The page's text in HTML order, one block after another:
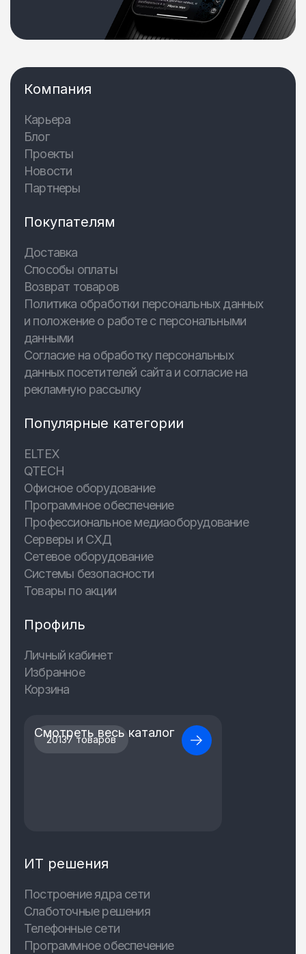
Компания
Карьера
Блог
Проекты
Новости
Партнеры
Покупателям
Доставка
Способы оплаты
Возврат товаров
Политика обработки персональных данных
и положение о работе с персональными
данными
Согласие на обработку персональных
данных посетителей сайта и согласие на
рекламную рассылку
Популярные категории
ELTEX
QTECH
Офисное оборудование
Программное обеспечение
Профессиональное медиаоборудование
Серверы и СХД
Сетевое оборудование
Системы безопасности
Товары по акции
Профиль
Личный кабинет
Избранное
Корзина
20137 товаров
Смотреть весь каталог
ИТ решения
Построение ядра сети
Слаботочные решения
Телефонные сети
Программное обеспечение